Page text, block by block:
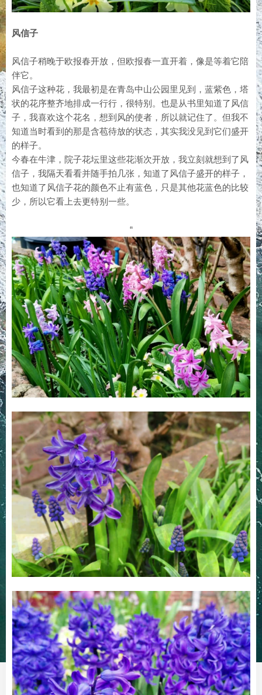
风信子
风信子稍晚于欧报春开放，但欧报春一直开着，像是等着它陪
伴它。
风信子这种花，我最初是在青岛中山公园里见到，蓝紫色，塔
状的花序整齐地排成一行行，很特别。也是从书里知道了风信
子，我喜欢这个花名，想到风的使者，所以就记住了。但我不
知道当时看到的那是含苞待放的状态，其实我没见到它们盛开
的样子。
今春在牛津，院子花坛里这些花渐次开放，我立刻就想到了风
信子，我隔天看看并随手拍几张，知道了风信子盛开的样子，
也知道了风信子花的颜色不止有蓝色，只是其他花蓝色的比较
少，所以它看上去更特别一些。
“